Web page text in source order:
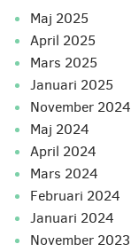
maj 2025
april 2025
mars 2025
januari 2025
november 2024
maj 2024
april 2024
mars 2024
februari 2024
januari 2024
november 2023